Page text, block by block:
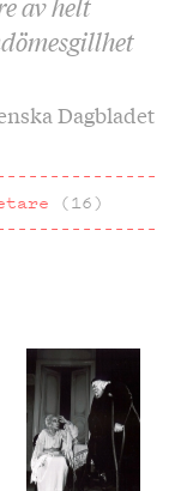
Dagbladet
(16)